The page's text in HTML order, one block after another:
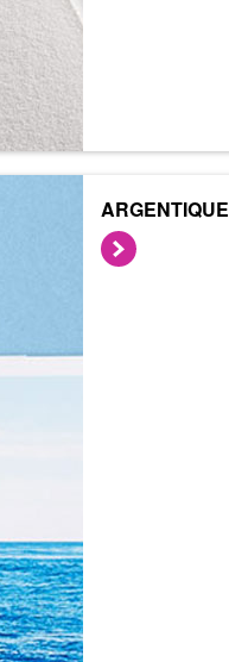
ARGENTIQUE